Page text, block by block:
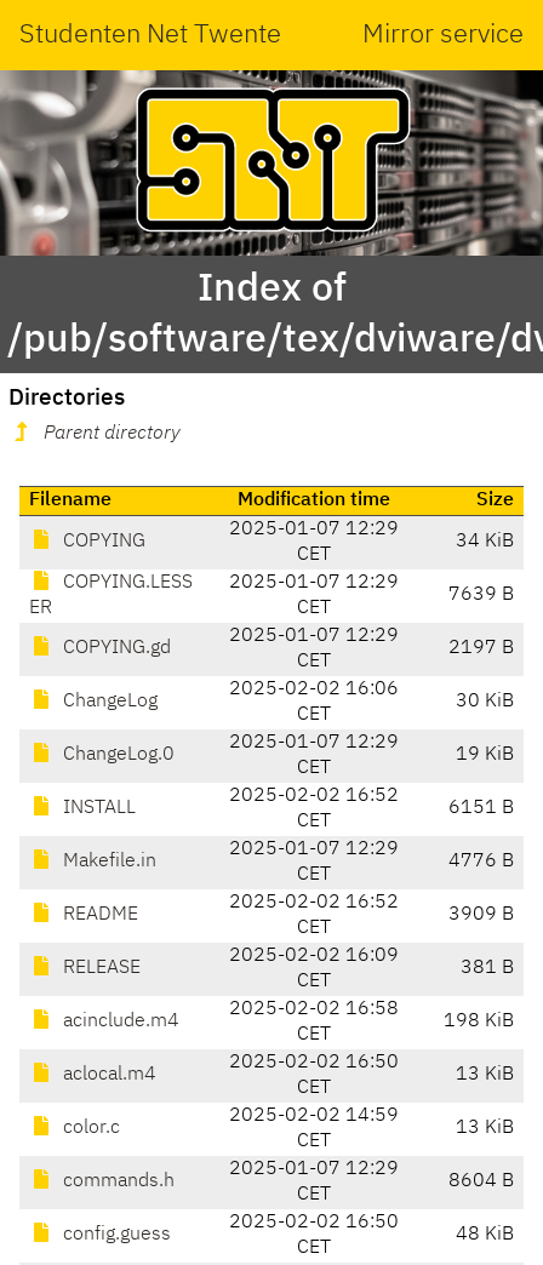
Studenten Net Twente Mirror service
Index of
/pub/software/tex/dviware/
Directories
Parent directory
Filename Modification time Size
COPYING
2025-01-07 12:29
CET
34 KiB
COPYING.LESS
ER
2025-01-07 12:29
CET
7639 B
COPYING.gd
2025-01-07 12:29
CET
2197 B
ChangeLog
2025-02-02 16:06
CET
30 KiB
ChangeLog.0
2025-01-07 12:29
CET
19 KiB
INSTALL
2025-02-02 16:52
CET
6151 B
Makefile.in
2025-01-07 12:29
CET
4776 B
README
2025-02-02 16:52
CET
3909 B
RELEASE
2025-02-02 16:09
CET
381 B
acinclude.m4
2025-02-02 16:58
CET
198 KiB
aclocal.m4
2025-02-02 16:50
CET
13 KiB
color.c
2025-02-02 14:59
CET
13 KiB
commands.h
2025-01-07 12:29
CET
8604 B
config.guess
2025-02-02 16:50
CET
48 KiB